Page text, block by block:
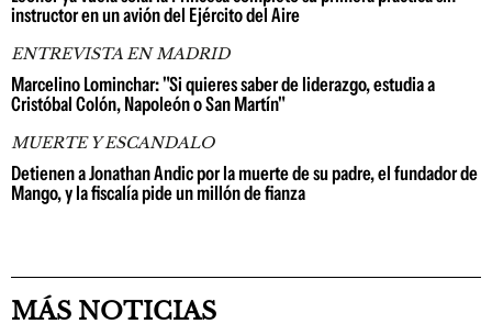
instructor en un avión del Ejército del Aire
ENTREVISTA EN MADRID
Marcelino Lominchar: "Si quieres saber de liderazgo, estudia a
Cristóbal Colón, Napoleón o San Martín"
MUERTE Y ESCANDALO
Detienen a Jonathan Andic por la muerte de su padre, el fundador de
Mango, y la fiscalía pide un millón de fianza
MÁS NOTICIAS